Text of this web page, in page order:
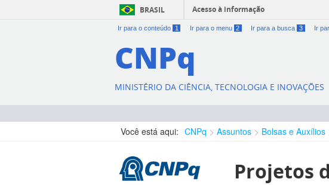
BRASIL Acesso à informação
Ir para o conteúdo 1 Ir para o menu 2 Ir para a busca 3 Ir
CNPq
MINISTÉRIO DA CIÊNCIA, TECNOLOGIA E INOVAÇÕES
Você está aqui: CNPq Assuntos Bolsas e Auxílios
Projetos